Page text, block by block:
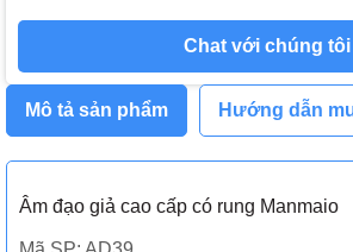
Chat với chúng tôi
Mô tả sản phẩm Hướng dẫn
Âm đạo giả cao cấp có rung Manmaio